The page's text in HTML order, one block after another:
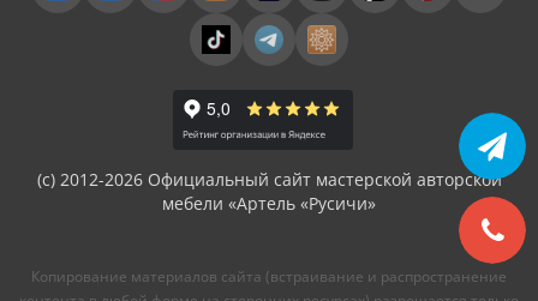
(с) 2012-2026 Официальный сайт мастерской авторской
мебели «Артель «Русичи»
Копирование материалов сайта (встраивание и распространение